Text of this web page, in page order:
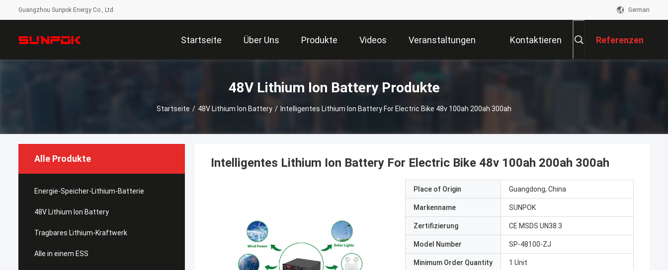
Guangzhou Sunpok Energy Co., Ltd. German
Startseite Über Uns Produkte Videos Veranstaltungen Kontaktieren Referenzen
48V Lithium Ion Battery Produkte
Startseite / 48V Lithium Ion Battery / Intelligentes Lithium Ion Battery For Electric Bike 48v 100ah 200ah 300ah
Alle Produkte
Energie-Speicher-Lithium-Batterie
48V Lithium Ion Battery
Tragbares Lithium-Kraftwerk
Alle in einem ESS
Intelligentes Lithium Ion Battery For Electric Bike 48v 100ah 200ah 300ah
Place of Origin Guangdong, China
Markenname SUNPOK
Zertifizierung CE MSDS UN38.3
Model Number SP-48100-ZJ
Minimum Order Quantity 1 Unit